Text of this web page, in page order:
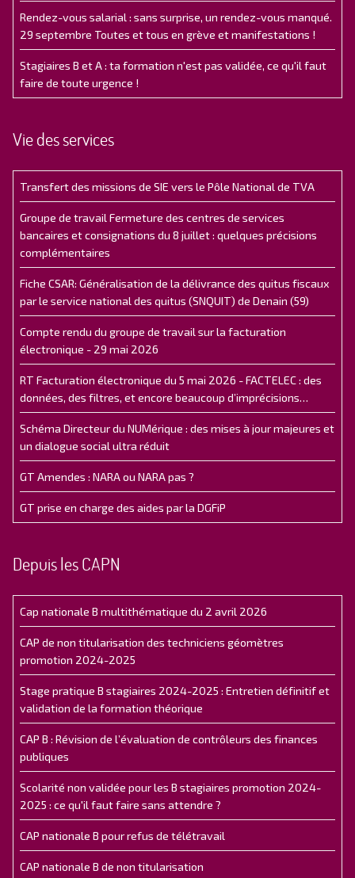
Rendez-vous salarial : sans surprise, un rendez-vous manqué.
29 septembre Toutes et tous en grève et manifestations !
Stagiaires B et A : ta formation n'est pas validée, ce qu'il faut
faire de toute urgence !
Vie des services
Transfert des missions de SIE vers le Pôle National de TVA
Groupe de travail Fermeture des centres de services
bancaires et consignations du 8 juillet : quelques précisions
complémentaires
Fiche CSAR: Généralisation de la délivrance des quitus fiscaux
par le service national des quitus (SNQUIT) de Denain (59)
Compte rendu du groupe de travail sur la facturation
électronique - 29 mai 2026
RT Facturation électronique du 5 mai 2026 - FACTELEC : des
données, des filtres, et encore beaucoup d’imprécisions…
Schéma Directeur du NUMérique : des mises à jour majeures et
un dialogue social ultra réduit
GT Amendes : NARA ou NARA pas ?
GT prise en charge des aides par la DGFiP
Depuis les CAPN
Cap nationale B multithématique du 2 avril 2026
CAP de non titularisation des techniciens géomètres
promotion 2024-2025
Stage pratique B stagiaires 2024-2025 : Entretien définitif et
validation de la formation théorique
CAP B : Révision de l’évaluation de contrôleurs des finances
publiques
Scolarité non validée pour les B stagiaires promotion 2024-
2025 : ce qu'il faut faire sans attendre ?
CAP nationale B pour refus de télétravail
CAP nationale B de non titularisation